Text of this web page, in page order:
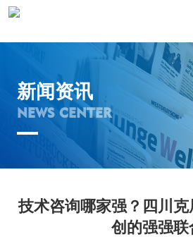
新闻资讯
NEWS CENTER
技术咨询哪家强？四川
创的强强联